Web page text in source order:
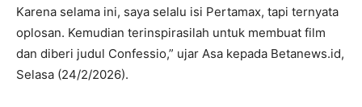
Karena selama ini, saya selalu isi Pertamax, tapi ternyata
oplosan. Kemudian terinspirasilah untuk membuat film
dan diberi judul Confessio,” ujar Asa kepada Betanews.id,
Selasa (24/2/2026).